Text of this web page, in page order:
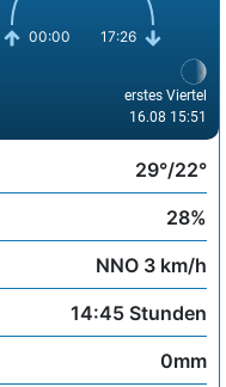
00:00 17:26
erstes Viertel
16.08 15:51
29°/22°
28%
NNO 3 km/h
14:45 Stunden
0mm